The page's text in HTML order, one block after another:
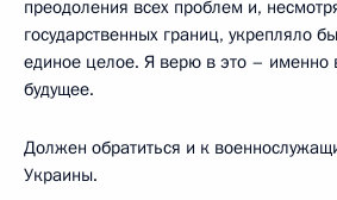
преодоления всех проблем и,
государственных границ, укрепляло
единое целое. Я верю в это – именно
будущее.
Должен обратиться и к
Украины.